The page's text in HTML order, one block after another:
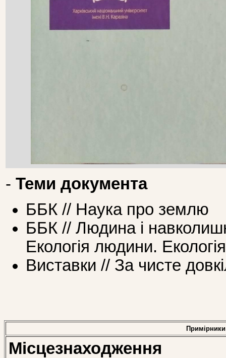
- Теми документа
ББК // Наука про землю
ББК // Людина і
Екологія людини.
Виставки // За чисте
Примірники
Місцезнаходження